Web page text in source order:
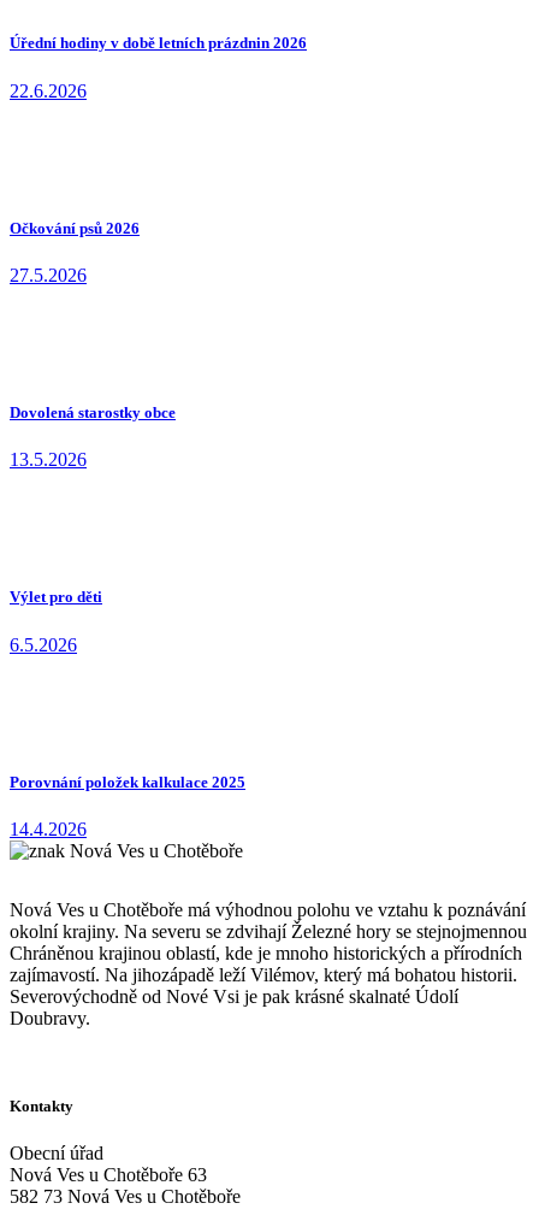
Úřední hodiny v době letních prázdnin 2026
22.6.2026
Očkování psů 2026
27.5.2026
Dovolená starostky obce
13.5.2026
Výlet pro děti
6.5.2026
Porovnání položek kalkulace 2025
14.4.2026
Nová Ves u Chotěboře má výhodnou polohu ve vztahu k poznávání
okolní krajiny. Na severu se zdvihají Železné hory se stejnojmennou
Chráněnou krajinou oblastí, kde je mnoho historických a přírodních
zajímavostí. Na jihozápadě leží Vilémov, který má bohatou historii.
Severovýchodně od Nové Vsi je pak krásné skalnaté Údolí
Doubravy.
Kontakty
Obecní úřad
Nová Ves u Chotěboře 63
582 73 Nová Ves u Chotěboře